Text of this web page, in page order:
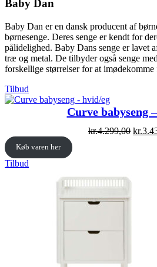
Baby Dan
Baby Dan er en dansk producent af
børnesenge. Deres senge er kendt for
pålidelighed. Baby Dans senge er lavet
træ og metal. De tilbyder også senge
forskellige størrelser for at
Tilbud
på
Curve babyseng
kr.4.299,00 kr.
Køb varen her
Tilbud